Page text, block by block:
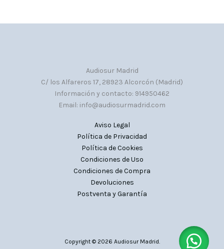
Audiosur Madrid
C/ los Alfareros 17, 28923 Alcorcón (Madrid)
Información y contacto: 914950462
Email: info@audiosurmadrid.com
Aviso Legal
Política de Privacidad
Política de Cookies
Condiciones de Uso
Condiciones de Compra
Devoluciones
Postventa y Garantía
Copyright © 2026 Audiosur Madrid.